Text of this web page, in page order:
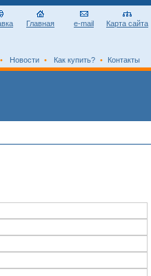
Главная e-mail Карта сайта
• Новости • Как купить? • Контакты